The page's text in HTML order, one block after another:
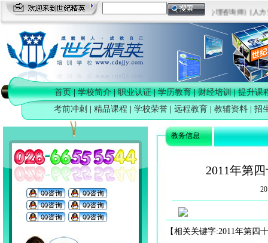
[司法考培训] [心理咨询师] [人力
首页|学校简介|职业认证|学历教育|财经培训|提升课
考前冲刺
精品课程 学校荣誉| 远程教育 教辅资料| 招
教务信息
2011年第
【相关关键字:2011年第四